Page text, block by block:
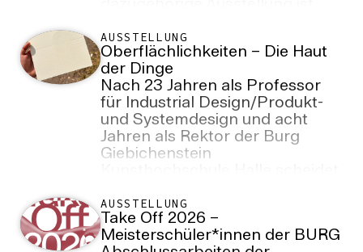
im Pulverturm am Schloßwall in
Oldenburg zu sehen.
AUSSTELLUNG
Oberflächlichkeiten – Die Haut
der Dinge
Nach 23 Jahren als Professor
für Industrial Design/Produkt-
und Systemdesign und acht
Jahren als Rektor der Burg
Giebichenstein
des Sommersemesters 2026
aus dem Hochschuldienst aus.
AUSSTELLUNG
Take Off 2026 –
Meisterschüler*innen der BURG